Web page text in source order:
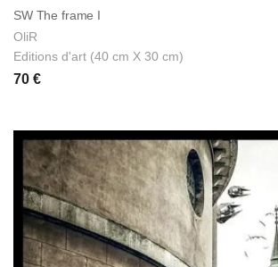
SW The frame I
OliR
Editions d'art (40 cm X 30 cm)
70 €